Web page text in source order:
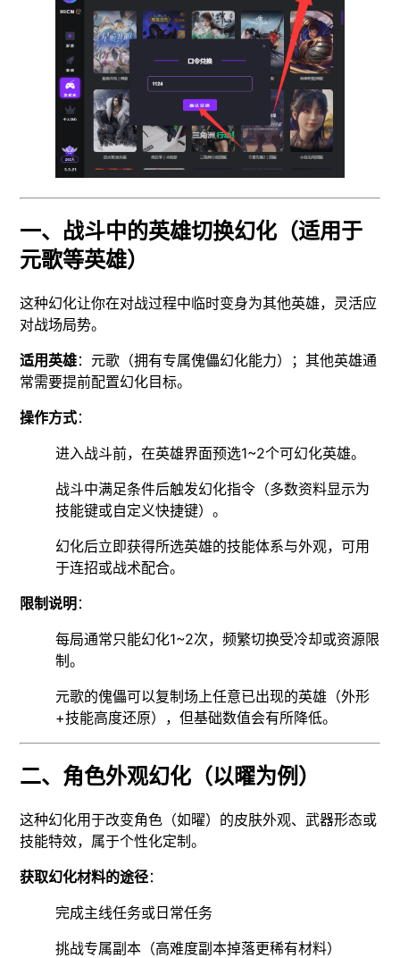
一、战斗中的英雄切换幻化（适用于
元歌等英雄）
这种幻化让你在对战过程中临时变身为其他英雄，灵活应
对战场局势。
适用英雄：元歌（拥有专属傀儡幻化能力）；其他英雄通
常需要提前配置幻化目标。
操作方式：
进入战斗前，在英雄界面预选1~2个可幻化英雄。
战斗中满足条件后触发幻化指令（多数资料显示为
技能键或自定义快捷键）。
幻化后立即获得所选英雄的技能体系与外观，可用
于连招或战术配合。
限制说明：
每局通常只能幻化1~2次，频繁切换受冷却或资源限
制。
元歌的傀儡可以复制场上任意已出现的英雄（外形
+技能高度还原），但基础数值会有所降低。
二、角色外观幻化（以曜为例）
这种幻化用于改变角色（如曜）的皮肤外观、武器形态或
技能特效，属于个性化定制。
获取幻化材料的途径：
完成主线任务或日常任务
挑战专属副本（高难度副本掉落更稀有材料）